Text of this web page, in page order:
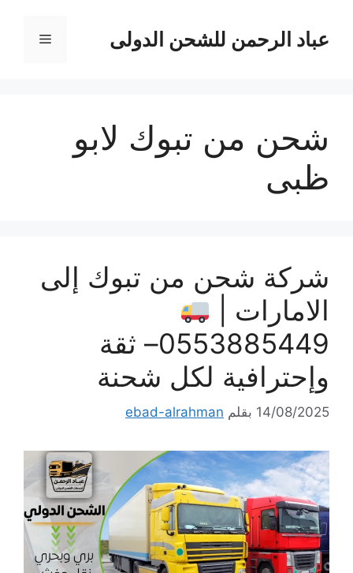
المحتوىعباد الرحمن للشحن الدولى القائمة
شحن من تبوك لابو
ظبى
شركة شحن من تبوك إلى
الامارات |
0553885449– ثقة
وإحترافية لكل شحنة
14/08/2025 بقلم ebad-alrahman